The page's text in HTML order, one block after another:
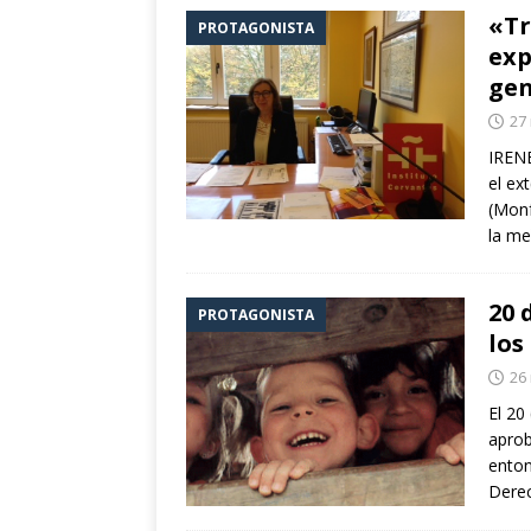
PROTAGONISTA
27
el
la
PROTAGONISTA
20
los
26
El